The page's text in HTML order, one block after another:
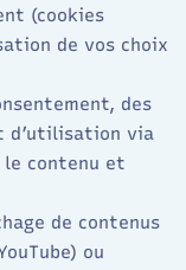
(cookies
de vos choix
des
d’utilisation via
le contenu et
de contenus
ou